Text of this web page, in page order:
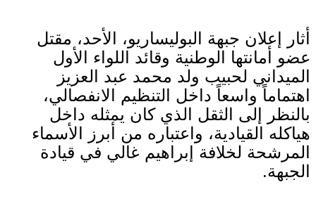
أثار إعلان جبهة البوليساريو، الأحد، مقتل
عضو أمانتها الوطنية وقائد اللواء الأول
الميداني لحبيب ولد محمد عبد العزيز
اهتماماً واسعاً داخل التنظيم الانفصالي،
بالنظر إلى الثقل الذي كان يمثله داخل
هياكله القيادية، واعتباره من أبرز الأسماء
المرشحة لخلافة إبراهيم غالي في قيادة
الجبهة.